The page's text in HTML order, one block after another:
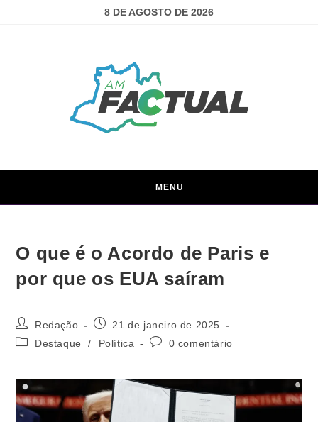
8 DE AGOSTO DE 2026
MENU
O que é o Acordo de Paris e
por que os EUA saíram
Redação
21 de janeiro de 2025
Destaque
/ Política 0 comentário